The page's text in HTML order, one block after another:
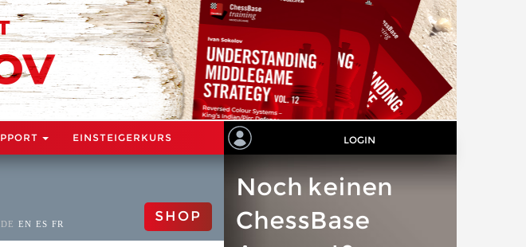
EINSTEIGERKURS LOGIN
DE EN ES FR SHOP
Noch keinen
ChessBase